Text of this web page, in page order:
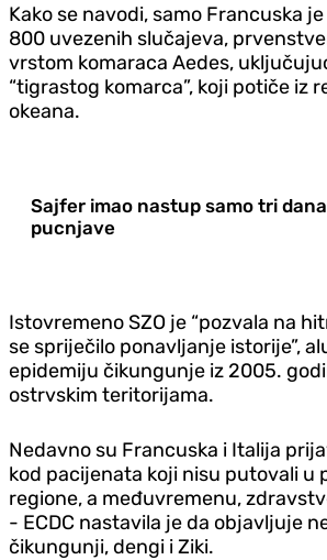
Kako se navodi, samo Francuska
800 uvezenih slučajeva,
vrstom komaraca Aedes,
“tigrastog komarca”, koji potiče iz
okeana.
Sajfer imao nastup samo tri
pucnjave
Istovremeno SZO je “pozvala na
se spriječilo ponavljanje istorije”,
epidemiju čikungunje iz 2005.
ostrvskim teritorijama.
Nedavno su Francuska i Italija
kod pacijenata koji nisu putovali u
regione, a međuvremenu,
- ECDC nastavila je da objavljuje
čikungunji, dengi i Ziki.